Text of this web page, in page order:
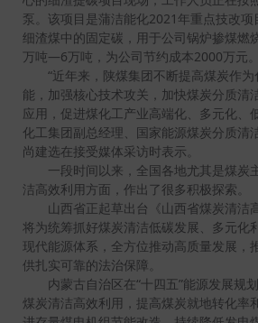
泵。该项目是蒲洁能化2021年重点技改
细渣煤中的固定碳，用于公司锅炉掺煤燃
万吨—6万吨，为公司节约成本2000万元。
“近年来，陕煤集团不断提高煤炭作
能，加强核心技术攻关，加快煤炭分质清
应用，促进煤化工产业高端化、多元化、
化工集团副总经理、国家能源煤炭分质清
尚建选在接受媒体采访时表示。
一段时间以来，全国各地尤其是煤炭
洁高效利用方面，作出了很多积极探索。
山西省正起草出台《山西省煤炭清洁
将为统筹抓好煤炭清洁低碳发展、多元化
现代能源体系，全方位推动高质量发展，
供扎实可靠的法治保障。
内蒙古自治区在“十四五”能源发展规
煤炭清洁高效利用，提高煤炭就地转化率